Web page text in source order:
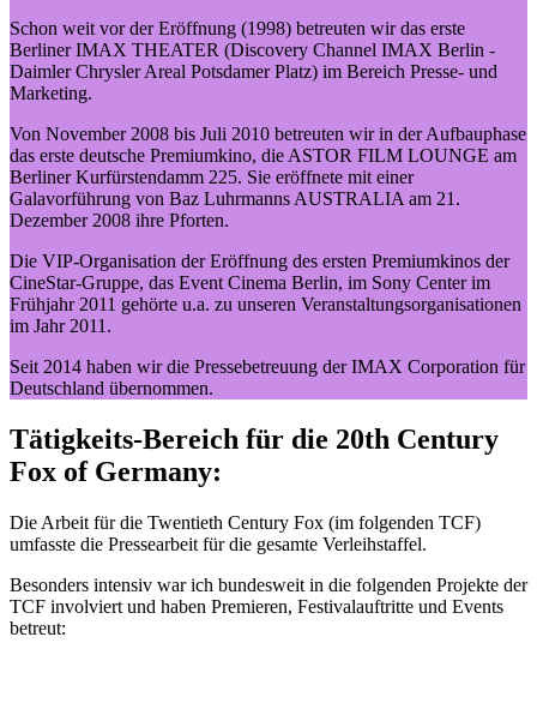
Schon weit vor der Eröffnung (1998) betreuten wir das erste
Berliner IMAX THEATER (Discovery Channel IMAX Berlin -
Daimler Chrysler Areal Potsdamer Platz) im Bereich Presse- und
Marketing.
Von November 2008 bis Juli 2010 betreuten wir in der Aufbauphase
das erste deutsche Premiumkino, die ASTOR FILM LOUNGE am
Berliner Kurfürstendamm 225. Sie eröffnete mit einer
Galavorführung von Baz Luhrmanns AUSTRALIA am 21.
Dezember 2008 ihre Pforten.
Die VIP-Organisation der Eröffnung des ersten Premiumkinos der
CineStar-Gruppe, das Event Cinema Berlin, im Sony Center im
Frühjahr 2011 gehörte u.a. zu unseren Veranstaltungsorganisationen
im Jahr 2011.
Seit 2014 haben wir die Pressebetreuung der IMAX Corporation für
Deutschland übernommen.
Tätigkeits-Bereich für die 20th Century
Fox of Germany:
Die Arbeit für die Twentieth Century Fox (im folgenden TCF)
umfasste die Pressearbeit für die gesamte Verleihstaffel.
Besonders intensiv war ich bundesweit in die folgenden Projekte der
TCF involviert und haben Premieren, Festivalauftritte und Events
betreut: